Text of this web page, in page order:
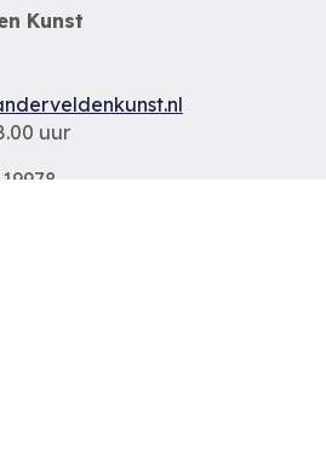
Kunst
uur